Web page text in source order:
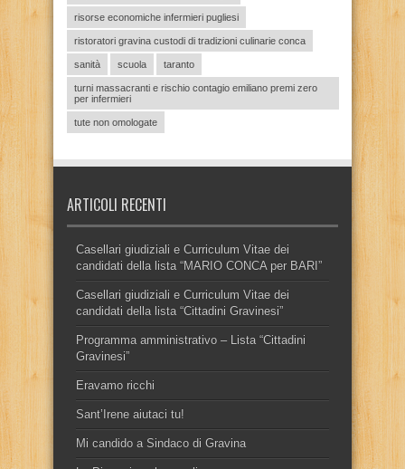
risorse economiche infermieri pugliesi
ristoratori gravina custodi di tradizioni culinarie conca
sanità scuola taranto
turni massacranti e rischio contagio emiliano premi zero
per infermieri
tute non omologate
ARTICOLI RECENTI
Casellari giudiziali e Curriculum Vitae dei
candidati della lista “MARIO CONCA per BARI”
Casellari giudiziali e Curriculum Vitae dei
candidati della lista “Cittadini Gravinesi”
Programma amministrativo – Lista “Cittadini
Gravinesi”
Eravamo ricchi
Sant’Irene aiutaci tu!
Mi candido a Sindaco di Gravina